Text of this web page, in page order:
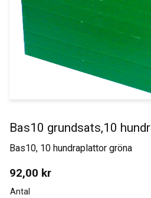
Bas10 grundsats,10
Bas10, 10 hundraplattor gröna
92,00 kr
Antal